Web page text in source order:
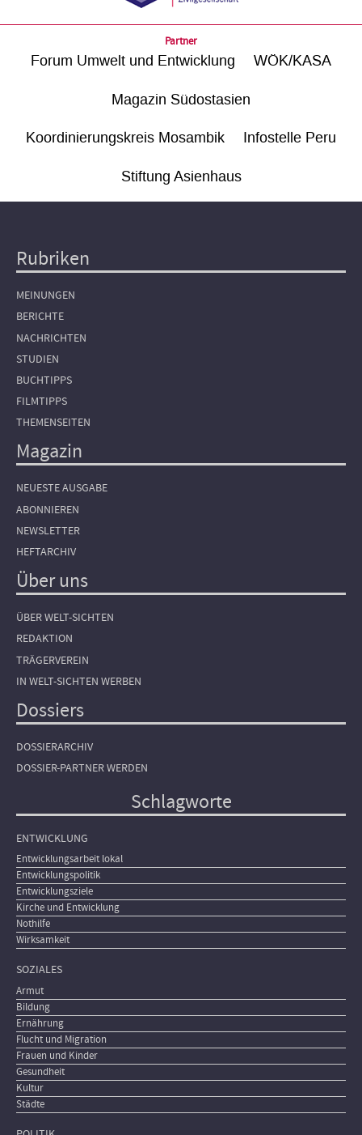
Partner
Forum Umwelt und Entwicklung WÖK/KASA
Magazin Südostasien
Koordinierungskreis Mosambik Infostelle Peru
Stiftung Asienhaus
Hauptnavigation
Rubriken
MEINUNGEN
BERICHTE
NACHRICHTEN
STUDIEN
BUCHTIPPS
FILMTIPPS
THEMENSEITEN
Magazin
NEUESTE AUSGABE
ABONNIEREN
NEWSLETTER
HEFTARCHIV
Über uns
ÜBER WELT-SICHTEN
REDAKTION
TRÄGERVEREIN
IN WELT-SICHTEN WERBEN
Dossiers
DOSSIERARCHIV
DOSSIER-PARTNER WERDEN
Schlagworte
ENTWICKLUNG
Entwicklungsarbeit lokal
Entwicklungspolitik
Entwicklungsziele
Kirche und Entwicklung
Nothilfe
Wirksamkeit
SOZIALES
Armut
Bildung
Ernährung
Flucht und Migration
Frauen und Kinder
Gesundheit
Kultur
Städte